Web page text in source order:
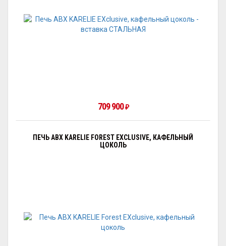
709 900₽
ПЕЧЬ ABX KARELIE FOREST EXCLUSIVE, КАФЕЛЬНЫЙ
ЦОКОЛЬ